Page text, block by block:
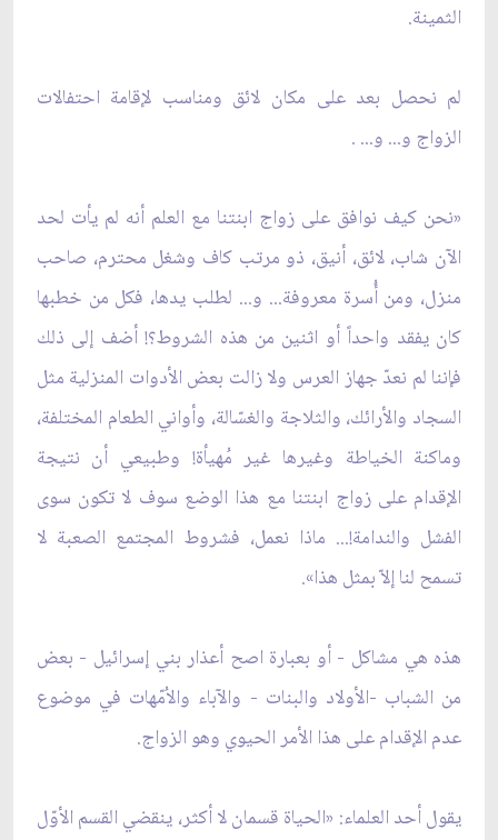
الثمينة.
لم نحصل بعد على مكان لائق ومناسب لإقامة احتفالات
الزواج و... و... .
«نحن كيف نوافق على زواج ابنتنا مع العلم أنه لم يأت لحد
الآن شاب، لائق، أنيق، ذو مرتب كاف وشغل محترم، صاحب
منزل، ومن أُسرة معروفة... و... لطلب يدها، فكل من خطبها
كان يفقد واحداً أو اثنين من هذه الشروط؟! أضف إلى ذلك
فإننا لم نعدّ جهاز العرس ولا زالت بعض الأدوات المنزلية مثل
السجاد والأرائك، والثلاجة والغسّالة، وأواني الطعام المختلفة،
وماكنة الخياطة وغيرها غير مُهيأة! وطبيعي أن نتيجة
الإقدام على زواج ابنتنا مع هذا الوضع سوف لا تكون سوى
الفشل والندامة!... ماذا نعمل، فشروط المجتمع الصعبة لا
تسمح لنا إلاّ بمثل هذا».
هذه هي مشاكل - أو بعبارة اصح أعذار بني إسرائيل - بعض
من الشباب -الأولاد والبنات - والآباء والاُمّهات في موضوع
عدم الإقدام على هذا الأمر الحيوي وهو الزواج.
يقول أحد العلماء: «الحياة قسمان لا أكثر، ينقضي القسم الأوّل